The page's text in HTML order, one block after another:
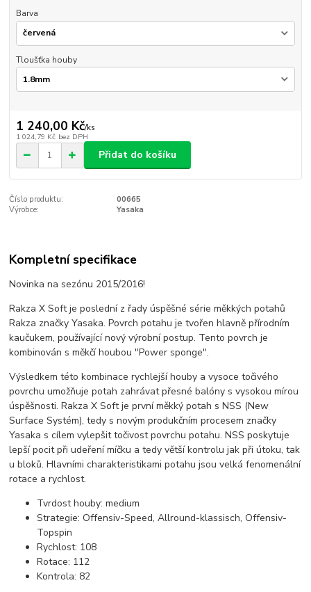
Barva
Tloušťka houby
1 240,00 Kč/ks
1 024,79 Kč bez DPH
Přidat do košíku
Číslo produktu:
00665
Výrobce:
Yasaka
Kompletní specifikace
Novinka na sezónu 2015/2016!
Rakza X Soft je poslední z řady úspěšné série měkkých potahů
Rakza značky Yasaka. Povrch potahu je tvořen hlavně přírodním
kaučukem, používající nový výrobní postup. Tento povrch je
kombinován s měkčí houbou "Power sponge".
Výsledkem této kombinace rychlejší houby a vysoce točivého
povrchu umožňuje potah zahrávat přesné balóny s vysokou mírou
úspěšnosti. Rakza X Soft je první měkký potah s NSS (New
Surface Systém), tedy s novým produkčním procesem značky
Yasaka s cílem vylepšit točivost povrchu potahu. NSS poskytuje
lepší pocit při udeření míčku a tedy větší kontrolu jak při útoku, tak
u bloků. Hlavními charakteristikami potahu jsou velká fenomenální
rotace a rychlost.
Tvrdost houby:medium
Strategie:Offensiv-Speed, Allround-klassisch, Offensiv-
Topspin
Rychlost: 108
Rotace: 112
Kontrola: 82